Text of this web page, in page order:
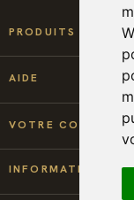
PRODUITS
AIDE
VOTRE COMPTE
INFORMATIONS